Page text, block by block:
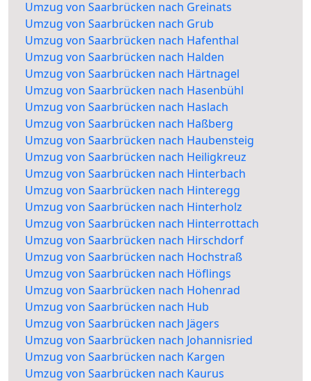
Umzug von Saarbrücken nach Greinats
Umzug von Saarbrücken nach Grub
Umzug von Saarbrücken nach Hafenthal
Umzug von Saarbrücken nach Halden
Umzug von Saarbrücken nach Härtnagel
Umzug von Saarbrücken nach Hasenbühl
Umzug von Saarbrücken nach Haslach
Umzug von Saarbrücken nach Haßberg
Umzug von Saarbrücken nach Haubensteig
Umzug von Saarbrücken nach Heiligkreuz
Umzug von Saarbrücken nach Hinterbach
Umzug von Saarbrücken nach Hinteregg
Umzug von Saarbrücken nach Hinterholz
Umzug von Saarbrücken nach Hinterrottach
Umzug von Saarbrücken nach Hirschdorf
Umzug von Saarbrücken nach Hochstraß
Umzug von Saarbrücken nach Höflings
Umzug von Saarbrücken nach Hohenrad
Umzug von Saarbrücken nach Hub
Umzug von Saarbrücken nach Jägers
Umzug von Saarbrücken nach Johannisried
Umzug von Saarbrücken nach Kargen
Umzug von Saarbrücken nach Kaurus